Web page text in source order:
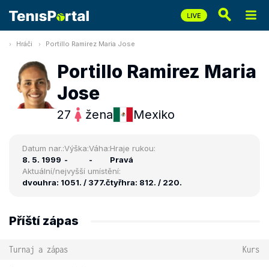
Hráči Portillo Ramirez Maria Jose
Portillo Ramirez Maria
Jose
27 žena Mexiko
Datum nar.:
8. 5. 1999
Výška:
-
Váha:
-
Hraje rukou:
Pravá
Aktuální/nejvyšší umístění:
dvouhra: 1051. / 377.čtyřhra: 812. / 220.
Příští zápas
Turnaj a zápas Kurs